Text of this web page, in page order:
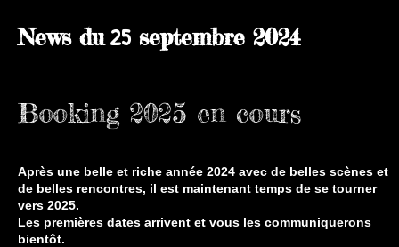
News du25 septembre 2024
Booking 2025 en cours
Après une belle et riche année 2024 avec de belles scènes et
de belles rencontres, il est maintenant temps de se tourner
vers 2025.
Les premières dates arrivent et vous les communiquerons
bientôt.